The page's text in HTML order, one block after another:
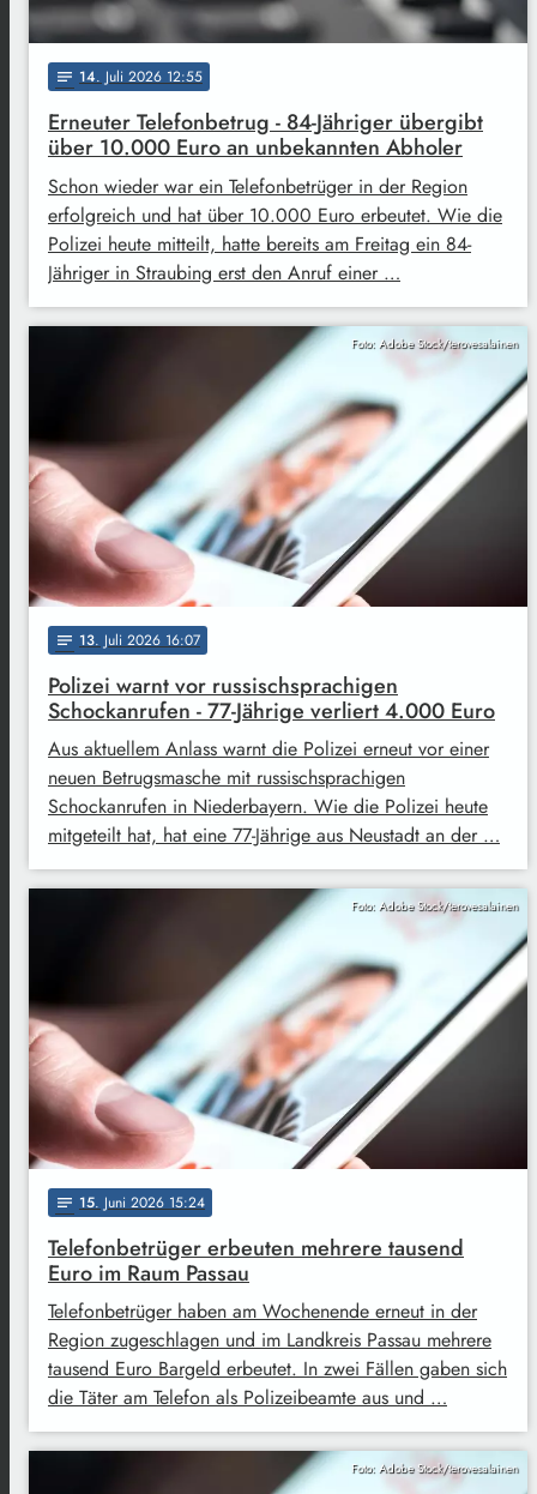
notes 14. Juli 2026 12:55
Erneuter Telefonbetrug - 84-Jähriger übergibt
über 10.000 Euro an unbekannten Abholer
Schon wieder war ein Telefonbetrüger in der Region
erfolgreich und hat über 10.000 Euro erbeutet. Wie die
Polizei heute mitteilt, hatte bereits am Freitag ein 84-
Jähriger in Straubing erst den Anruf einer …
Foto: Adobe Stock/terovesalainen
notes 13. Juli 2026 16:07
Polizei warnt vor russischsprachigen
Schockanrufen - 77-Jährige verliert 4.000 Euro
Aus aktuellem Anlass warnt die Polizei erneut vor einer
neuen Betrugsmasche mit russischsprachigen
Schockanrufen in Niederbayern. Wie die Polizei heute
mitgeteilt hat, hat eine 77-Jährige aus Neustadt an der …
Foto: Adobe Stock/terovesalainen
notes 15. Juni 2026 15:24
Telefonbetrüger erbeuten mehrere tausend
Euro im Raum Passau
Telefonbetrüger haben am Wochenende erneut in der
Region zugeschlagen und im Landkreis Passau mehrere
tausend Euro Bargeld erbeutet. In zwei Fällen gaben sich
die Täter am Telefon als Polizeibeamte aus und …
Foto: Adobe Stock/terovesalainen